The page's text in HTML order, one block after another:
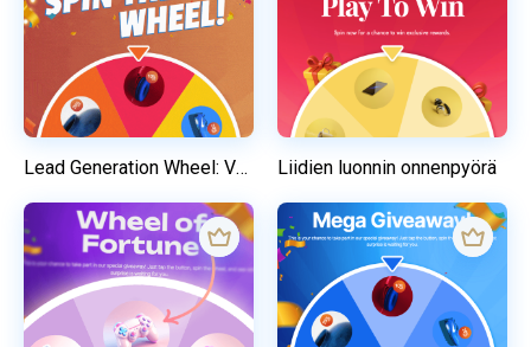
Lead Generation Wheel: Verkkokauppa Liidien luonnin onnenpyörä